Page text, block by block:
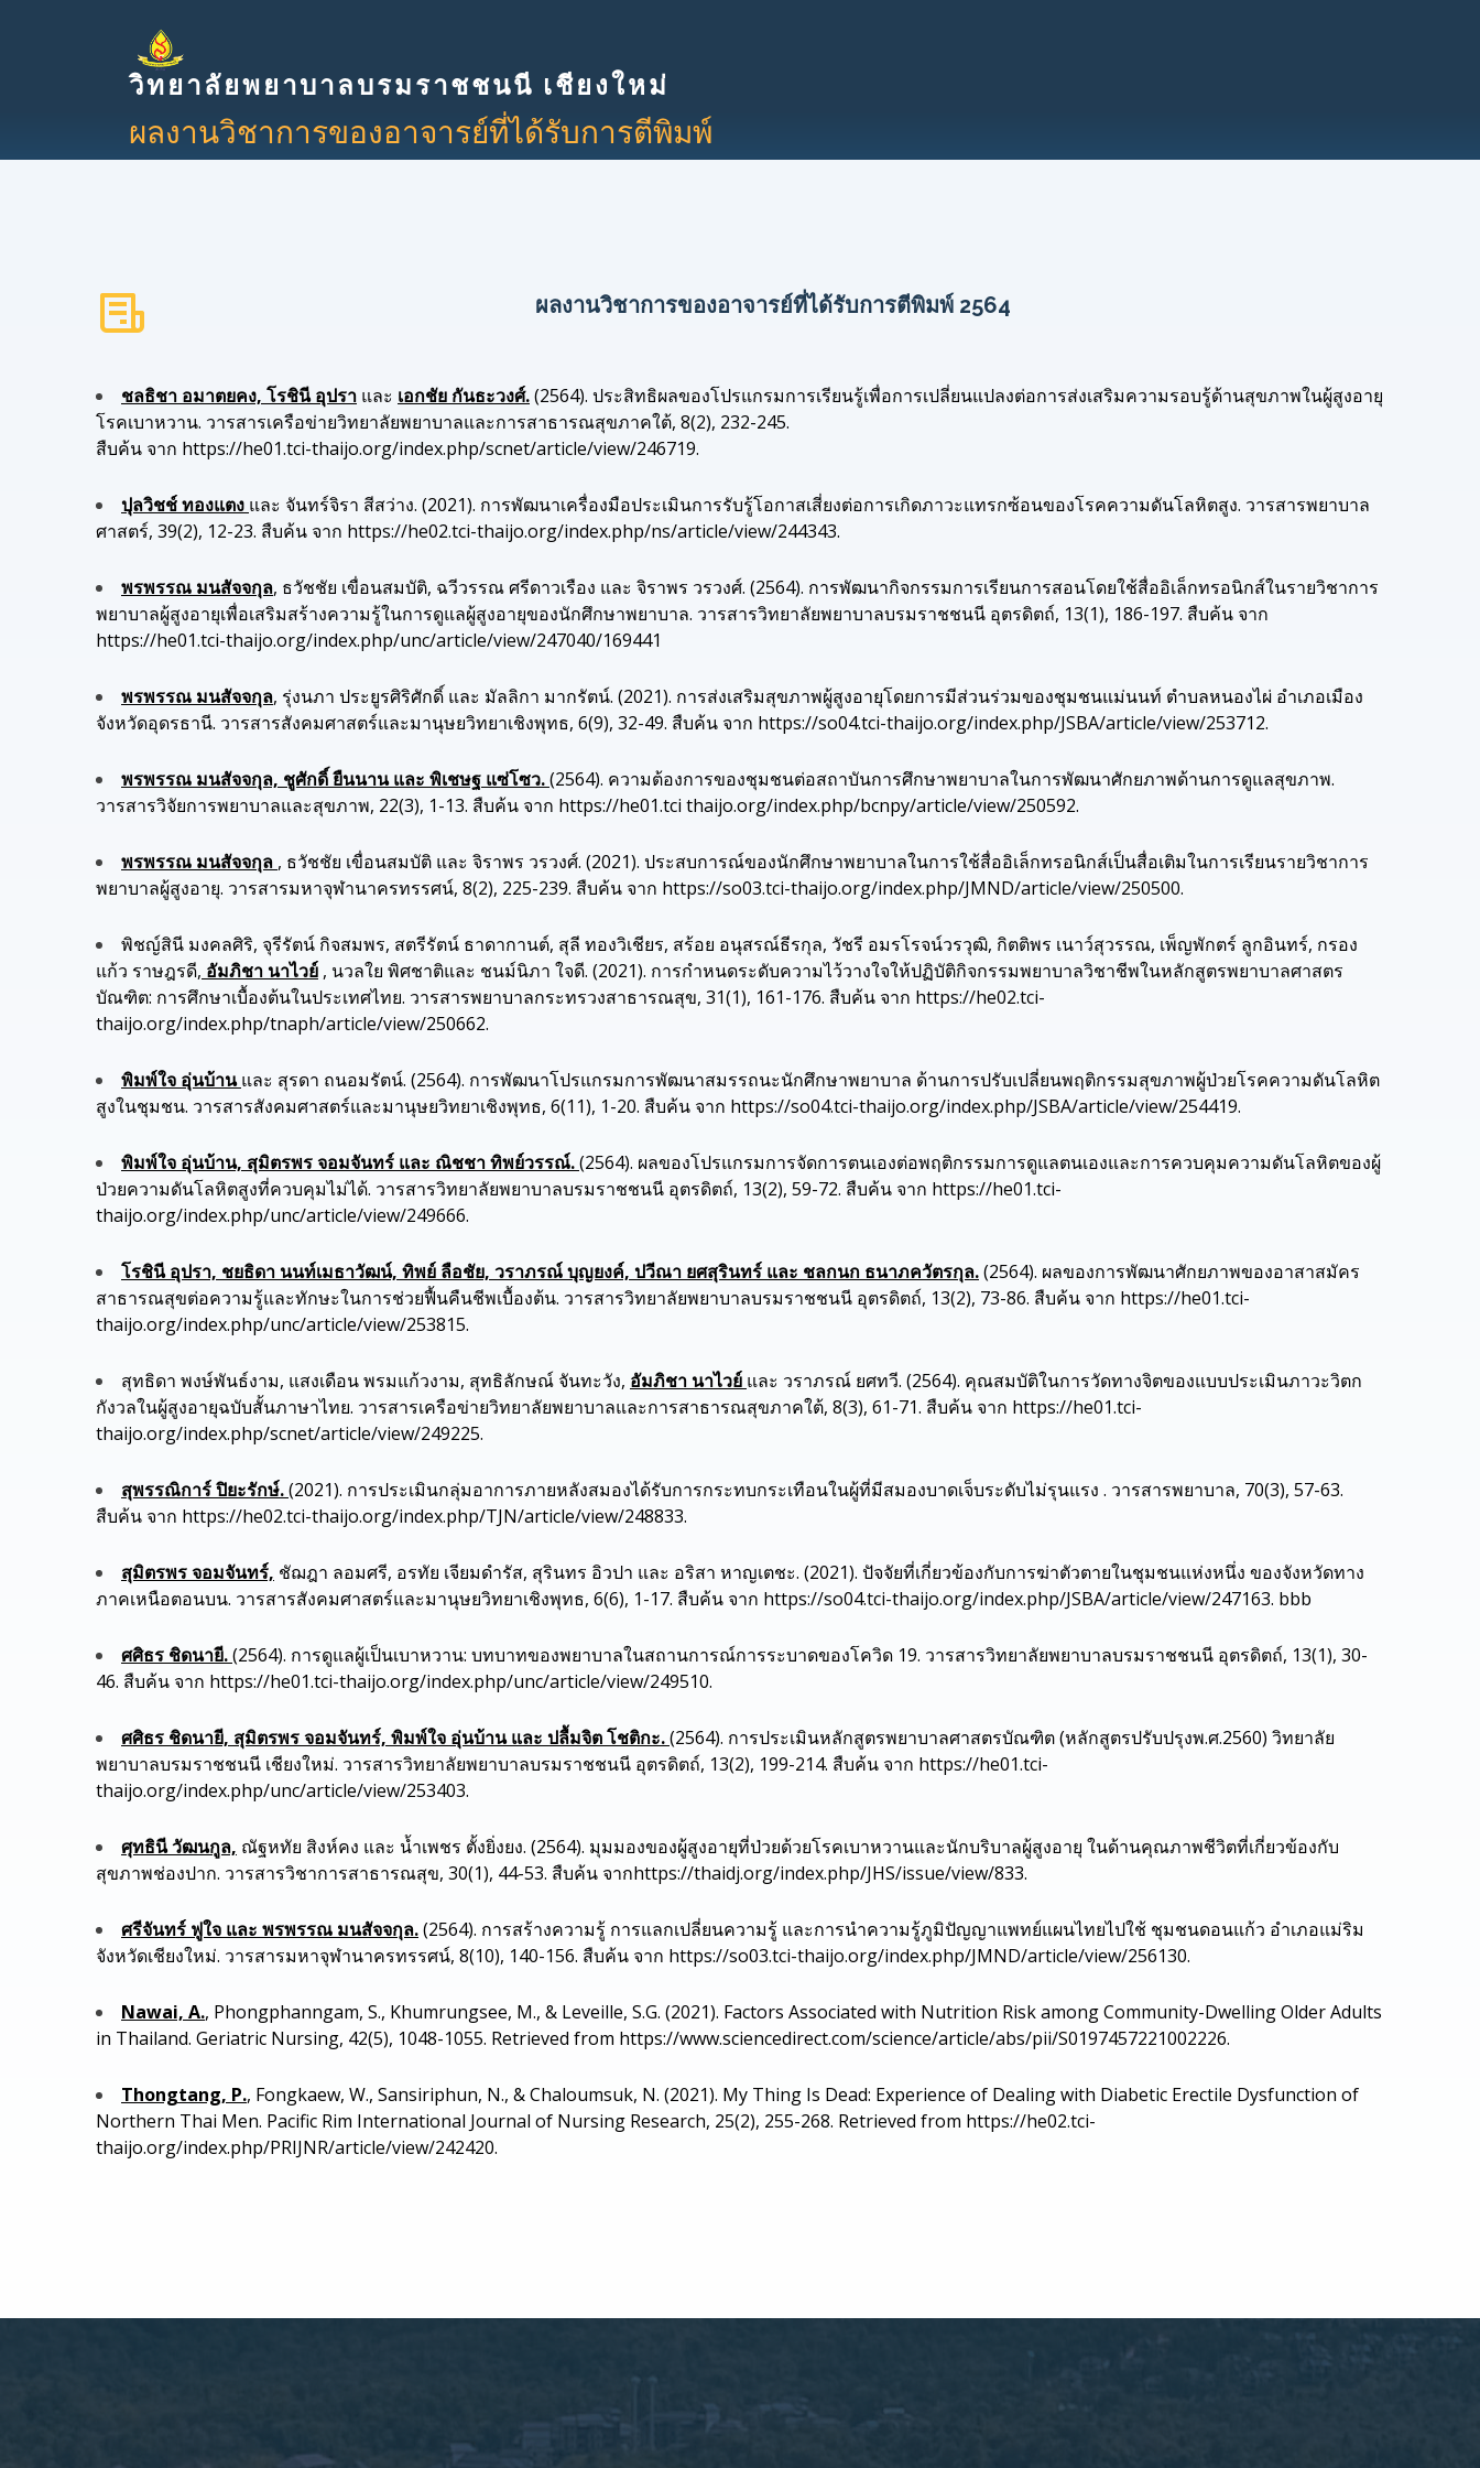
วิทยาลัยพยาบาลบรมราชชนนี เชียงใหม่
ผลงานวิชาการของอาจารย์ที่ได้รับการตีพิมพ์
ผลงานวิชาการของอาจารย์ที่ได้รับการตีพิมพ์ 2564
ชลธิชา อมาตยคง, โรชินี อุปรา และ เอกชัย กันธะวงศ์.(2564). ประสิทธิผลของโปรแกรมการเรียนรู้เพื่อการเปลี่ยนแปลงต่อการส่งเสริมความรอบรู้ด้านสุขภาพในผู้สูงอายุ
โรคเบาหวาน. วารสารเครือข่ายวิทยาลัยพยาบาลและการสาธารณสุขภาคใต้, 8(2), 232-245.
สืบค้น จาก https://he01.tci-thaijo.org/index.php/scnet/article/view/246719.
ปุลวิชช์ ทองแตง และ จันทร์จิรา สีสว่าง. (2021). การพัฒนาเครื่องมือประเมินการรับรู้โอกาสเสี่ยงต่อการเกิดภาวะแทรกซ้อนของโรคความดันโลหิตสูง. วารสารพยาบาล
ศาสตร์, 39(2), 12-23. สืบค้น จาก https://he02.tci-thaijo.org/index.php/ns/article/view/244343.
พรพรรณ มนสัจจกุล, ธวัชชัย เขื่อนสมบัติ, ฉวีวรรณ ศรีดาวเรือง และ จิราพร วรวงศ์. (2564). การพัฒนากิจกรรมการเรียนการสอนโดยใช้สื่ออิเล็กทรอนิกส์ในรายวิชาการ
พยาบาลผู้สูงอายุเพื่อเสริมสร้างความรู้ในการดูแลผู้สูงอายุของนักศึกษาพยาบาล. วารสารวิทยาลัยพยาบาลบรมราชชนนี อุตรดิตถ์, 13(1), 186-197. สืบค้น จาก
https://he01.tci-thaijo.org/index.php/unc/article/view/247040/169441
พรพรรณ มนสัจจกุล, รุ่งนภา ประยูรศิริศักดิ์ และ มัลลิกา มากรัตน์. (2021). การส่งเสริมสุขภาพผู้สูงอายุโดยการมีส่วนร่วมของชุมชนแม่นนท์ ตำบลหนองไผ่ อำเภอเมือง
จังหวัดอุดรธานี. วารสารสังคมศาสตร์และมานุษยวิทยาเชิงพุทธ, 6(9), 32-49. สืบค้น จาก https://so04.tci-thaijo.org/index.php/JSBA/article/view/253712.
พรพรรณ มนสัจจกุล, ชูศักดิ์ ยืนนาน และ พิเชษฐ แซ่โซว.(2564). ความต้องการของชุมชนต่อสถาบันการศึกษาพยาบาลในการพัฒนาศักยภาพด้านการดูแลสุขภาพ.
วารสารวิจัยการพยาบาลและสุขภาพ, 22(3), 1-13. สืบค้น จาก https://he01.tci thaijo.org/index.php/bcnpy/article/view/250592.
พรพรรณ มนสัจจกุล , ธวัชชัย เขื่อนสมบัติ และ จิราพร วรวงศ์. (2021). ประสบการณ์ของนักศึกษาพยาบาลในการใช้สื่ออิเล็กทรอนิกส์เป็นสื่อเติมในการเรียนรายวิชาการ
พยาบาลผู้สูงอายุ. วารสารมหาจุฬานาครทรรศน์, 8(2), 225-239. สืบค้น จาก https://so03.tci-thaijo.org/index.php/JMND/article/view/250500.
พิชญ์สินี มงคลศิริ, จุรีรัตน์ กิจสมพร, สตรีรัตน์ ธาดากานต์, สุลี ทองวิเชียร, สร้อย อนุสรณ์ธีรกุล, วัชรี อมรโรจน์วรวุฒิ, กิตติพร เนาว์สุวรรณ, เพ็ญพักตร์ ลูกอินทร์, กรอง
แก้ว ราษฎรดี, อัมภิชา นาไวย์ , นวลใย พิศชาติและ ชนม์นิภา ใจดี. (2021). การกำหนดระดับความไว้วางใจให้ปฏิบัติกิจกรรมพยาบาลวิชาชีพในหลักสูตรพยาบาลศาสตร
บัณฑิต: การศึกษาเบื้องต้นในประเทศไทย. วารสารพยาบาลกระทรวงสาธารณสุข, 31(1), 161-176. สืบค้น จาก https://he02.tci-
thaijo.org/index.php/tnaph/article/view/250662.
พิมพ์ใจ อุ่นบ้านและ สุรดา ถนอมรัตน์. (2564). การพัฒนาโปรแกรมการพัฒนาสมรรถนะนักศึกษาพยาบาล ด้านการปรับเปลี่ยนพฤติกรรมสุขภาพผู้ป่วยโรคความดันโลหิต
สูงในชุมชน. วารสารสังคมศาสตร์และมานุษยวิทยาเชิงพุทธ, 6(11), 1-20. สืบค้น จาก https://so04.tci-thaijo.org/index.php/JSBA/article/view/254419.
พิมพ์ใจ อุ่นบ้าน, สุมิตรพร จอมจันทร์ และ ณิชชา ทิพย์วรรณ์.(2564). ผลของโปรแกรมการจัดการตนเองต่อพฤติกรรมการดูแลตนเองและการควบคุมความดันโลหิตของผู้
ป่วยความดันโลหิตสูงที่ควบคุมไม่ได้. วารสารวิทยาลัยพยาบาลบรมราชชนนี อุตรดิตถ์, 13(2), 59-72. สืบค้น จาก https://he01.tci-
thaijo.org/index.php/unc/article/view/249666.
โรชินี อุปรา, ชยธิดา นนท์เมธาวัฒน์, ทิพย์ ลือชัย, วราภรณ์ บุญยงค์, ปวีณา ยศสุรินทร์ และ ชลกนก ธนาภควัตรกุล.(2564). ผลของการพัฒนาศักยภาพของอาสาสมัคร
สาธารณสุขต่อความรู้และทักษะในการช่วยฟื้นคืนชีพเบื้องต้น. วารสารวิทยาลัยพยาบาลบรมราชชนนี อุตรดิตถ์, 13(2), 73-86. สืบค้น จาก https://he01.tci-
thaijo.org/index.php/unc/article/view/253815.
สุทธิดา พงษ์พันธ์งาม, แสงเดือน พรมแก้วงาม, สุทธิลักษณ์ จันทะวัง, อัมภิชา นาไวย์ และ วราภรณ์ ยศทวี. (2564). คุณสมบัติในการวัดทางจิตของแบบประเมินภาวะวิตก
กังวลในผู้สูงอายุฉบับสั้นภาษาไทย. วารสารเครือข่ายวิทยาลัยพยาบาลและการสาธารณสุขภาคใต้, 8(3), 61-71. สืบค้น จาก https://he01.tci-
thaijo.org/index.php/scnet/article/view/249225.
สุพรรณิการ์ ปิยะรักษ์.(2021). การประเมินกลุ่มอาการภายหลังสมองได้รับการกระทบกระเทือนในผู้ที่มีสมองบาดเจ็บระดับไม่รุนแรง . วารสารพยาบาล, 70(3), 57-63.
สืบค้น จาก https://he02.tci-thaijo.org/index.php/TJN/article/view/248833.
สุมิตรพร จอมจันทร์, ชัฌฎา ลอมศรี, อรทัย เจียมดำรัส, สุรินทร อิวปา และ อริสา หาญเตชะ. (2021). ปัจจัยที่เกี่ยวข้องกับการฆ่าตัวตายในชุมชนแห่งหนึ่ง ของจังหวัดทาง
ภาคเหนือตอนบน. วารสารสังคมศาสตร์และมานุษยวิทยาเชิงพุทธ, 6(6), 1-17. สืบค้น จาก https://so04.tci-thaijo.org/index.php/JSBA/article/view/247163. bbb
ศศิธร ชิดนายี.(2564). การดูแลผู้เป็นเบาหวาน: บทบาทของพยาบาลในสถานการณ์การระบาดของโควิด 19. วารสารวิทยาลัยพยาบาลบรมราชชนนี อุตรดิตถ์, 13(1), 30-
46. สืบค้น จาก https://he01.tci-thaijo.org/index.php/unc/article/view/249510.
ศศิธร ชิดนายี, สุมิตรพร จอมจันทร์, พิมพ์ใจ อุ่นบ้าน และ ปลื้มจิต โชติกะ.(2564). การประเมินหลักสูตรพยาบาลศาสตรบัณฑิต (หลักสูตรปรับปรุงพ.ศ.2560) วิทยาลัย
พยาบาลบรมราชชนนี เชียงใหม่. วารสารวิทยาลัยพยาบาลบรมราชชนนี อุตรดิตถ์, 13(2), 199-214. สืบค้น จาก https://he01.tci-
thaijo.org/index.php/unc/article/view/253403.
ศุทธินี วัฒนกูล, ณัฐหทัย สิงห์คง และ น้ำเพชร ตั้งยิ่งยง. (2564). มุมมองของผู้สูงอายุที่ป่วยด้วยโรคเบาหวานและนักบริบาลผู้สูงอายุ ในด้านคุณภาพชีวิตที่เกี่ยวข้องกับ
สุขภาพช่องปาก. วารสารวิชาการสาธารณสุข, 30(1), 44-53. สืบค้น จากhttps://thaidj.org/index.php/JHS/issue/view/833.
ศรีจันทร์ ฟูใจ และ พรพรรณ มนสัจจกุล.(2564). การสร้างความรู้ การแลกเปลี่ยนความรู้ และการนำความรู้ภูมิปัญญาแพทย์แผนไทยไปใช้ ชุมชนดอนแก้ว อำเภอแม่ริม
จังหวัดเชียงใหม่. วารสารมหาจุฬานาครทรรศน์, 8(10), 140-156. สืบค้น จาก https://so03.tci-thaijo.org/index.php/JMND/article/view/256130.
Nawai, A., Phongphanngam, S., Khumrungsee, M., & Leveille, S.G. (2021). Factors Associated with Nutrition Risk among Community-Dwelling Older Adults
in Thailand. Geriatric Nursing, 42(5), 1048-1055. Retrieved from https://www.sciencedirect.com/science/article/abs/pii/S0197457221002226.
Thongtang, P., Fongkaew, W., Sansiriphun, N., & Chaloumsuk, N. (2021). My Thing Is Dead: Experience of Dealing with Diabetic Erectile Dysfunction of
Northern Thai Men. Pacific Rim International Journal of Nursing Research, 25(2), 255-268. Retrieved from https://he02.tci-
thaijo.org/index.php/PRIJNR/article/view/242420.